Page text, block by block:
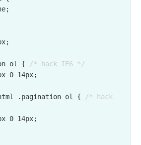
ol {
/* hack IE6 */
.pagination ol {
/* hack